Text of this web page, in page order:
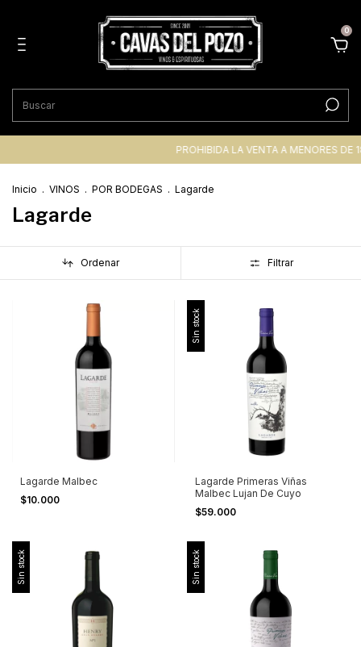
0
PROHIBIDA LA VENTA A MENORES DE 18
Inicio . VINOS . POR BODEGAS . Lagarde
Lagarde
Ordenar Filtrar
Lagarde Malbec
$10.000
Sin stock
Lagarde Primeras Viñas
Malbec Lujan De Cuyo
$59.000
Sin stock Sin stock